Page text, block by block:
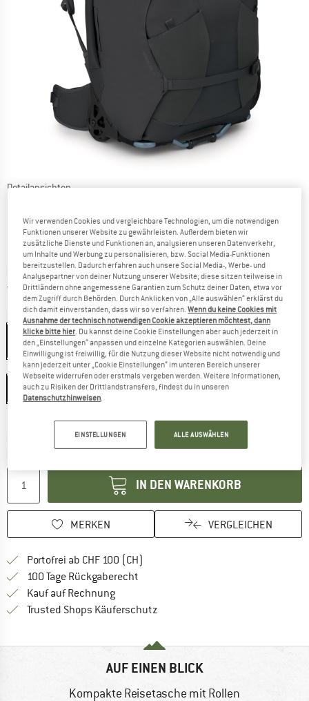
Detailansichten
Preis:
CHF244.95 inkl. MwSt., zollfreie Lieferung
Versandkostenfrei(CH)Schweiz. Informationen zu den
Farbe:Black
Grösse:36 l
36 l
Lieferzeit: 3-5 Werktage
Der Link öffnet sich in einer Infobox und
IN DEN WARENKORB
MERKEN VERGLEICHEN
Portofrei ab CHF 100 (CH)
100 Tage Rückgaberecht
Kauf auf RechnungFinde die Zahlungs-Infos hier! Öffnet
Trusted Shops Käuferschutz
AUF EINEN BLICK
Kompakte Reisetasche mit Rollen
Wir verwenden Cookies und vergleichbare Technologien, um die notwendigen
Funktionen unserer Website zu gewährleisten. Außerdem bieten wir
zusätzliche Dienste und Funktionen an, analysieren unseren Datenverkehr,
um Inhalte und Werbung zu personalisieren, bzw. Social Media-Funktionen
bereitzustellen. Dadurch erfahren auch unsere Social Media-, Werbe- und
Analysepartner von deiner Nutzung unserer Website; diese sitzen teilweise in
Drittländern ohne angemessene Garantien zum Schutz deiner Daten, etwa vor
dem Zugriff durch Behörden. Durch Anklicken von „Alle auswählen“ erklärst du
dich damit einverstanden, dass wir so verfahren.Wenn du keine Cookies mit
Ausnahme der technisch notwendigen Cookie akzeptieren möchtest, dann
klicke bitte hier . Du kannst deine Cookie Einstellungen aber auch jederzeit in
den „Einstellungen“ anpassen und einzelne Kategorien auswählen. Deine
Einwilligung ist freiwillig, für die Nutzung dieser Website nicht notwendig und
kann jederzeit unter „Cookie Einstellungen“ im unteren Bereich unserer
Webseite widerrufen oder erstmals vergeben werden. Weitere Informationen,
auch zu Risiken der Drittlandstransfers, findest du in unseren
Datenschutzhinweisen
EINSTELLUNGEN ALLE AUSWÄHLEN